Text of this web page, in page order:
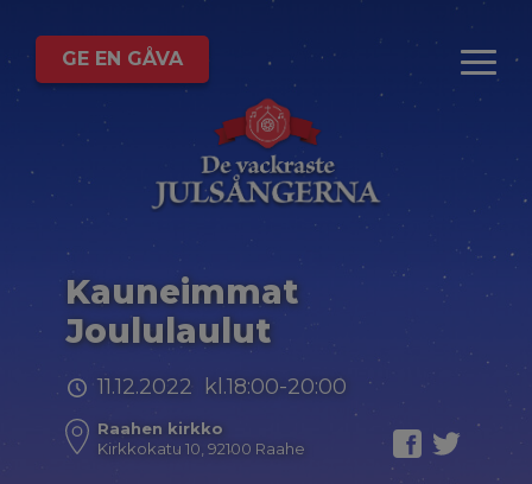
GE EN GÅVA
Kauneimmat
Joululaulut
11.12.2022 kl.18:00-20:00
Raahen kirkko
Kirkkokatu 10, 92100 Raahe